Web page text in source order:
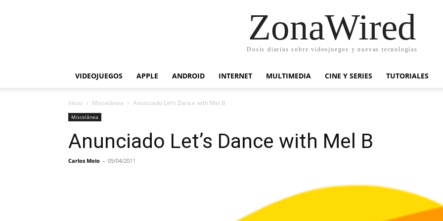
ZonaWired
Dosis diarias sobre videojuegos y nuevas tecnologías
VIDEOJUEGOS APPLE ANDROID INTERNET MULTIMEDIA CINE Y SERIES TUTORIALES
Inicio Miscelánea Anunciado Let’s Dance with Mel B
Miscelánea
Anunciado Let’s Dance with Mel B
Carlos Moio - 05/04/2011